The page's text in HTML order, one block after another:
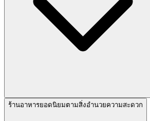
ร้านอาหารยอดนิยมตามสิ่งอำนวยความสะดวก